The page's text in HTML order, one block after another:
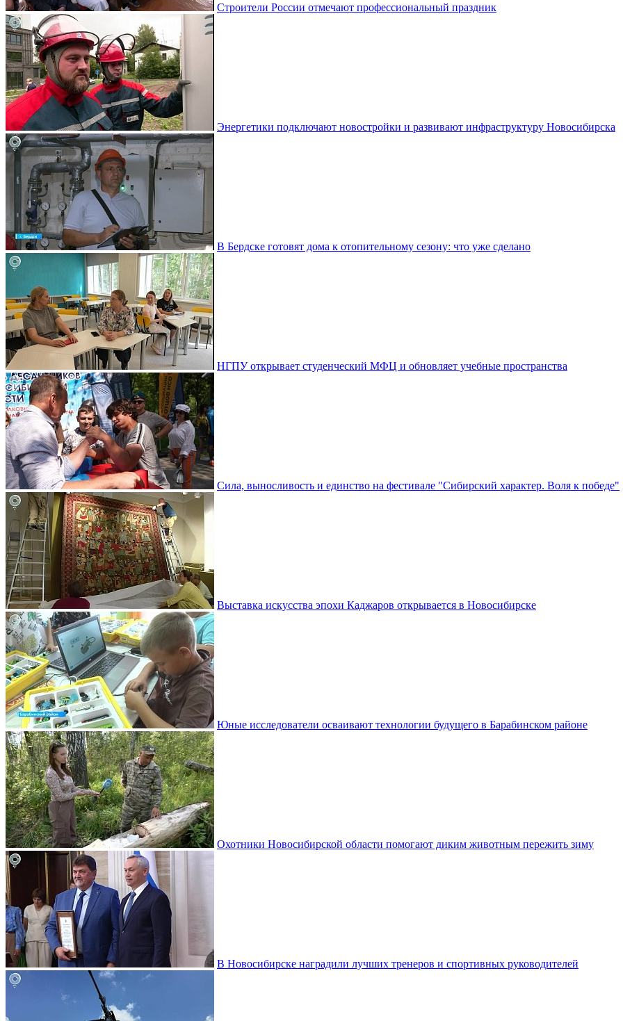
Строители России отмечают профессиональный праздник
Энергетики подключают новостройки и развивают инфраструктуру Новосибирска
В Бердске готовят дома к отопительному сезону: что уже сделано
НГПУ открывает студенческий МФЦ и обновляет учебные пространства
Сила, выносливость и единство на фестивале "Сибирский характер. Воля к победе"
Выставка искусства эпохи Каджаров открывается в Новосибирске
Юные исследователи осваивают технологии будущего в Барабинском районе
Охотники Новосибирской области помогают диким животным пережить зиму
В Новосибирске наградили лучших тренеров и спортивных руководителей